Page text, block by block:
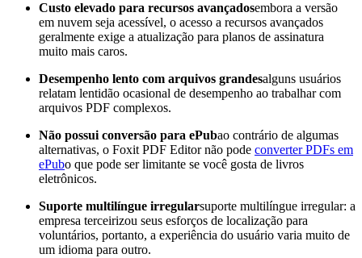
Custo elevado para recursos avançadosembora a versão
em nuvem seja acessível, o acesso a recursos avançados
geralmente exige a atualização para planos de assinatura
muito mais caros.
Desempenho lento com arquivos grandesalguns usuários
relatam lentidão ocasional de desempenho ao trabalhar com
arquivos PDF complexos.
Não possui conversão para ePubao contrário de algumas
alternativas, o Foxit PDF Editor não pode converter PDFs em
ePubo que pode ser limitante se você gosta de livros
eletrônicos.
Suporte multilíngue irregularsuporte multilíngue irregular: a
empresa terceirizou seus esforços de localização para
voluntários, portanto, a experiência do usuário varia muito de
um idioma para outro.